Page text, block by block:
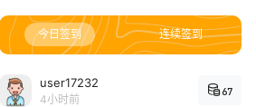
今日签到 连续签到
user17232
4小时前
67